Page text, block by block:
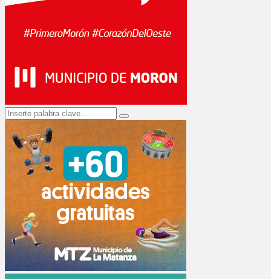
Search
for:
Search